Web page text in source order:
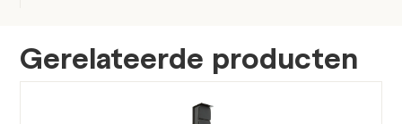
Gerelateerde producten